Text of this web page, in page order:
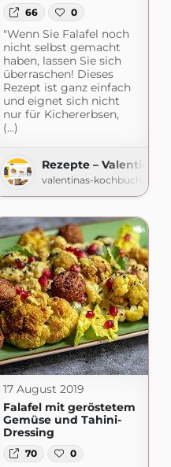
66 0
"Wenn Sie Falafel noch
nicht selbst gemacht
haben, lassen Sie sich
überraschen! Dieses
Rezept ist ganz einfach
und eignet sich nicht
nur für Kichererbsen,
(...)
Rezepte –
valentinas-kochbuch.de
schöne Leben
17 August 2019
Falafel mit geröstetem
Gemüse und Tahini-
Dressing
70 0